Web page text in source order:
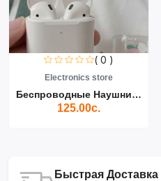
( 0 )
Electronics store
Беспроводные Наушники Air...
125.00с.
Быстрая Доставка